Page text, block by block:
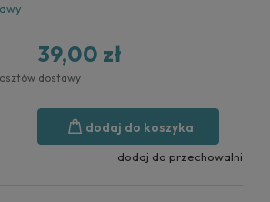
39,00 zł
dostawy
dodaj do koszyka
dodaj do przechowalni